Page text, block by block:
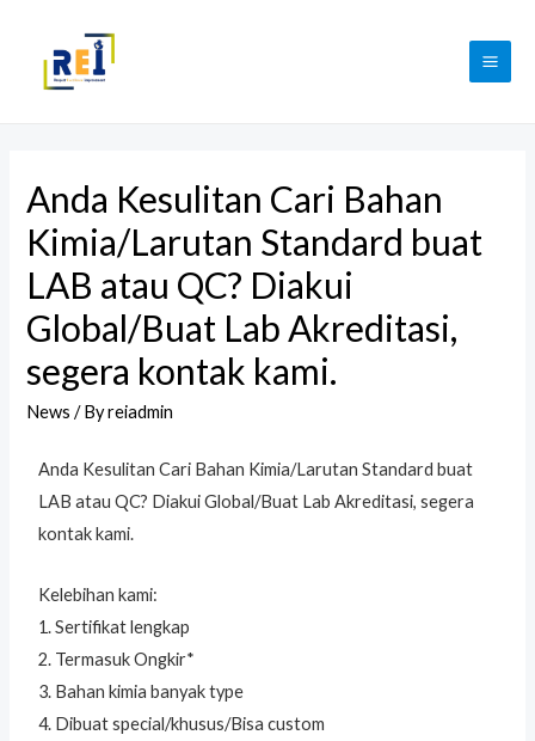
Anda Kesulitan Cari Bahan
Kimia/Larutan Standard buat
LAB atau QC? Diakui
Global/Buat Lab Akreditasi,
segera kontak kami.
News / Byreiadmin
Anda Kesulitan Cari Bahan Kimia/Larutan Standard buat
LAB atau QC? Diakui Global/Buat Lab Akreditasi, segera
kontak kami.
Kelebihan kami:
1. Sertifikat lengkap
2. Termasuk Ongkir*
3. Bahan kimia banyak type
4. Dibuat special/khusus/Bisa custom